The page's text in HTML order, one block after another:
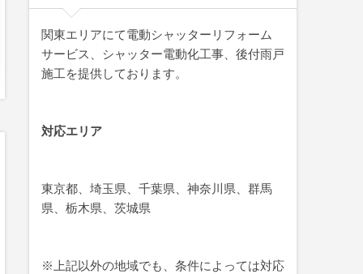
関東エリアにて電動シャッターリフォーム
サービス、シャッター電動化工事、後付雨戸
施工を提供しております。
対応エリア
東京都、埼玉県、千葉県、神奈川県、群馬
県、栃木県、茨城県
※上記以外の地域でも、条件によっては対応